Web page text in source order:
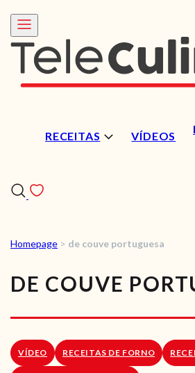
RECEITAS VÍDEOS
RECEITAS
VÍDEOS
RECEITAS
SOBRE
Homepage > de couve portuguesa
DE COUVE
VÍDEO RECEITAS DE FORNO